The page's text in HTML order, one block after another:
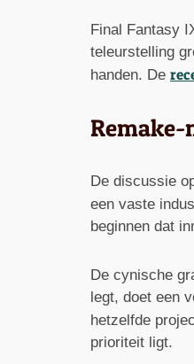
Final Fantasy
teleurstelling
handen. De
Remake-
De discussie
een vaste
beginnen dat
De cynische
legt, doet een
hetzelfde
prioriteit ligt.